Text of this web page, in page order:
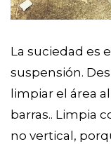
La suciedad es
suspensión.
limpiar el área
barras.. Limpia
no vertical,